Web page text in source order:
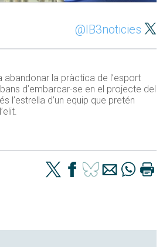
@IB3noticies
abandonar la pràctica de l’esport
d’embarcar-se en el projecte del
l’estrella d’un equip que pretén